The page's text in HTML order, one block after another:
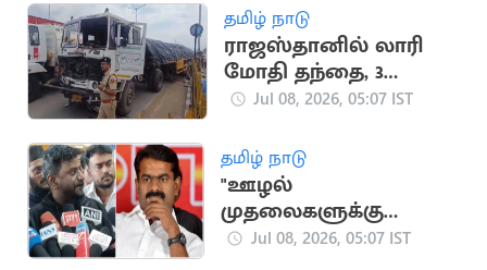
தமிழ் நாடு
ராஜஸ்தானில் லாரி
மோதி தந்தை, 3
குழந்தைகள் பரிதாப
Jul 08, 2026, 05:07 IST
தமிழ் நாடு
"ஊழல்
முதலைகளுக்கு
ஆதரவாக சீமான்
Jul 08, 2026, 05:07 IST